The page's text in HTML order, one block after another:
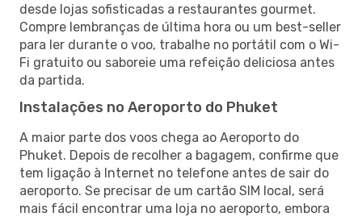
desde lojas sofisticadas a restaurantes gourmet.
Compre lembranças de última hora ou um best-seller
para ler durante o voo, trabalhe no portátil com o Wi-
Fi gratuito ou saboreie uma refeição deliciosa antes
da partida.
Instalações no Aeroporto do Phuket
A maior parte dos voos chega ao Aeroporto do
Phuket. Depois de recolher a bagagem, confirme que
tem ligação à Internet no telefone antes de sair do
aeroporto. Se precisar de um cartão SIM local, será
mais fácil encontrar uma loja no aeroporto, embora